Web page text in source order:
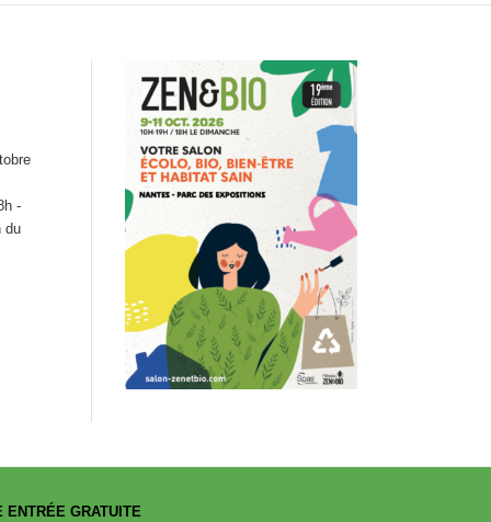
-
du
ENTRÉE GRATUITE